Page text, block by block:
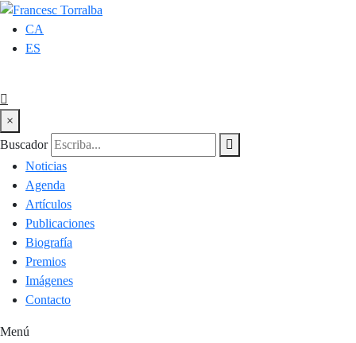
CA
ES
×
Buscador
Noticias
Agenda
Artículos
Publicaciones
Biografía
Premios
Imágenes
Contacto
Menú